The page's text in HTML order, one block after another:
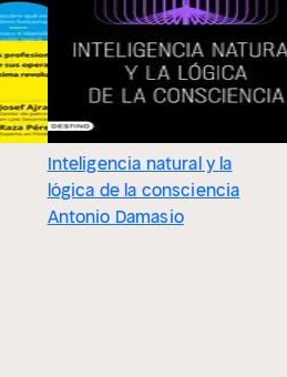
Inteligencia natural y la
lógica de la consciencia
Antonio Damasio